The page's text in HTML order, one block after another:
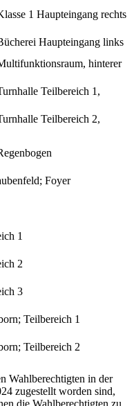
1 Haupteingang rechts
Haupteingang links
hinterer
Teilbereich 1,
Teilbereich 2,
Foyer
1
2
3
Teilbereich 1
Teilbereich 2
Wahlberechtigten in der
zugestellt worden sind,
die Wahlberechtigten zu